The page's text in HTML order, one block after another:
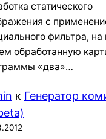
статического
с
фильтра,
обработанную
«два»…
к Генератор